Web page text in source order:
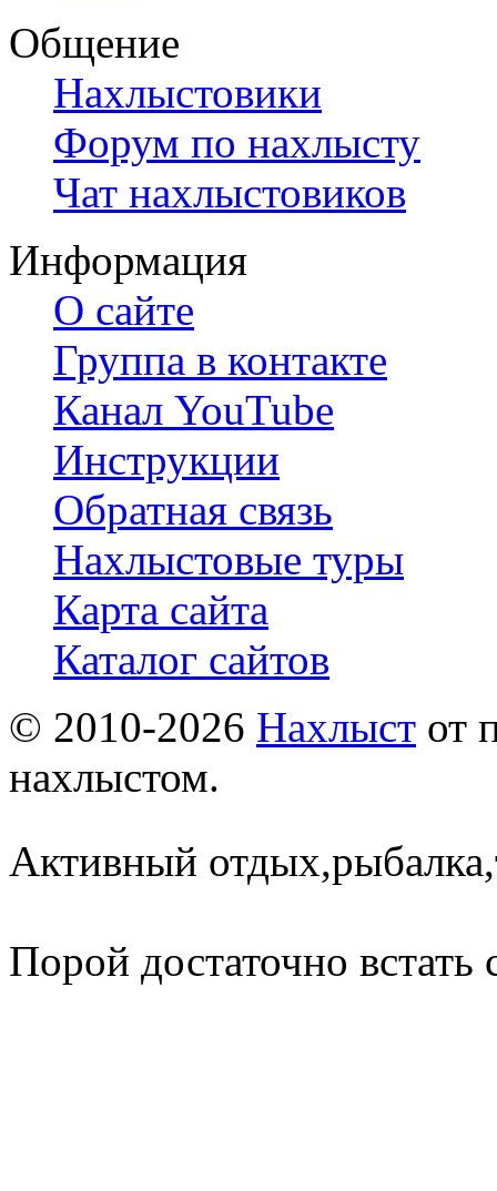
Общение
Нахлыстовики
Форум по нахлысту
Чат нахлыстовиков
Информация
О сайте
Группа в контакте
Канал YouTube
Инструкции
Обратная связь
Нахлыстовые туры
Карта сайта
Каталог сайтов
© 2010-2026 Нахлыст от
нахлыстом.
Активный
Порой достаточно